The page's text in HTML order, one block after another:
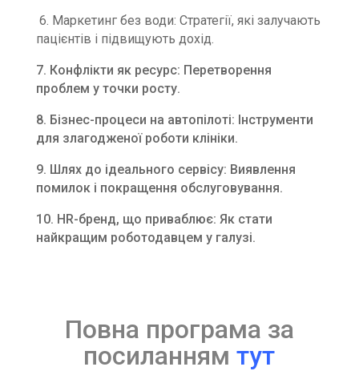
6. Маркетинг без води: Стратегії, які залучають
пацієнтів і підвищують дохід.
7. Конфлікти як ресурс: Перетворення
проблем у точки росту.
8. Бізнес-процеси на автопілоті: Інструменти
для злагодженої роботи клініки.
9. Шлях до ідеального сервісу: Виявлення
помилок і покращення обслуговування.
10. HR-бренд, що приваблює: Як стати
найкращим роботодавцем у галузі.
Повна програма за
посиланнямтут